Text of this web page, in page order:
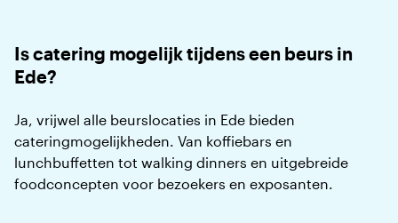
Is catering mogelijk tijdens een beurs in
Ede?
Ja, vrijwel alle beurslocaties in Ede bieden
cateringmogelijkheden. Van koffiebars en
lunchbuffetten tot walking dinners en uitgebreide
foodconcepten voor bezoekers en exposanten.